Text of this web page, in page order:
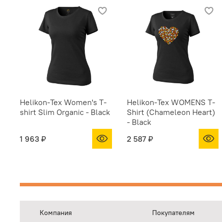
Helikon-Tex Women's T-
shirt Slim Organic - Black
1 963 ₽
Helikon-Tex WOMENS T-
Shirt (Chameleon Heart)
- Black
2 587 ₽
Компания Покупателям